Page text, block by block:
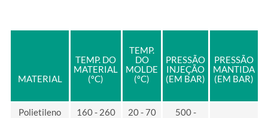
MATERIAL
TEMP. DO
MATERIAL
(ºC)
TEMP.
DO
MOLDE
(ºC)
PRESSÃO
INJEÇÃO
(EM BAR)
PRESSÃO
MANTIDA
(EM BAR)
Polietileno
160 - 260 20 - 70
500 -